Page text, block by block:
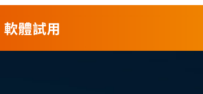
軟體試用